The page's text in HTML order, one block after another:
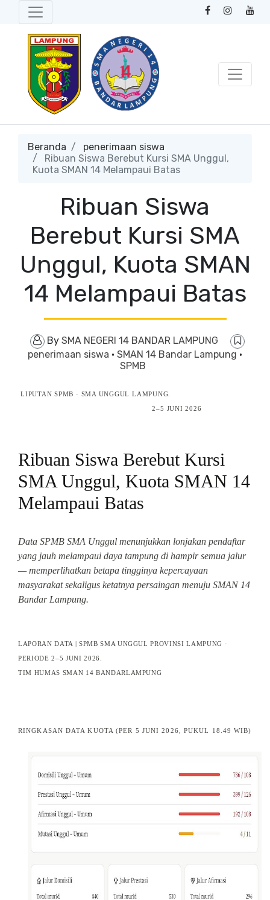
Beranda
penerimaan siswa
Ribuan Siswa Berebut Kursi SMA Unggul,
Kuota SMAN 14 Melampaui Batas
Ribuan Siswa
Berebut Kursi SMA
Unggul, Kuota SMAN
14 Melampaui Batas
By SMA NEGERI 14 BANDAR LAMPUNG
penerimaan siswa · SMAN 14 Bandar Lampung ·
SPMB
LIPUTAN SPMB · SMA UNGGUL LAMPUNG.
2–5 JUNI 2026
Ribuan Siswa Berebut Kursi
SMA Unggul, Kuota SMAN 14
Melampaui Batas
Data SPMB SMA Unggul menunjukkan lonjakan pendaftar
yang jauh melampaui daya tampung di hampir semua jalur
— memperlihatkan betapa tingginya kepercayaan
masyarakat sekaligus ketatnya persaingan menuju SMAN 14
Bandar Lampung.
LAPORAN DATA | SPMB SMA UNGGUL PROVINSI LAMPUNG ·
PERIODE 2–5 JUNI 2026.
TIM HUMAS SMAN 14 BANDARLAMPUNG
RINGKASAN DATA KUOTA (PER 5 JUNI 2026, PUKUL 18.49 WIB)